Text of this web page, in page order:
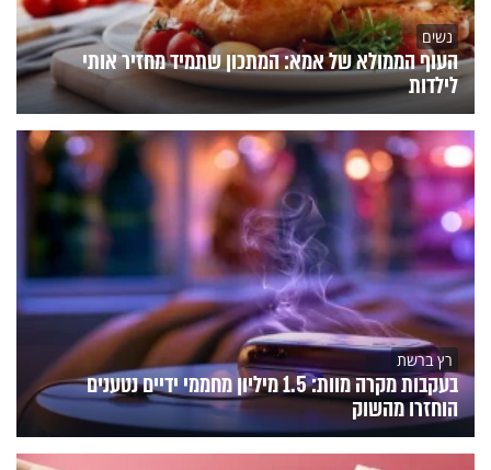
נשים
העוף הממולא של אמא: המתכון שתמיד מחזיר אותי
לילדות
רץ ברשת
בעקבות מקרה מוות: 1.5 מיליון מחממי ידיים נטענים
הוחזרו מהשוק